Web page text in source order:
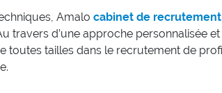
Amalo cabinet de recrutement
travers d’une approche personnalisée
toutes tailles dans le recrutement de